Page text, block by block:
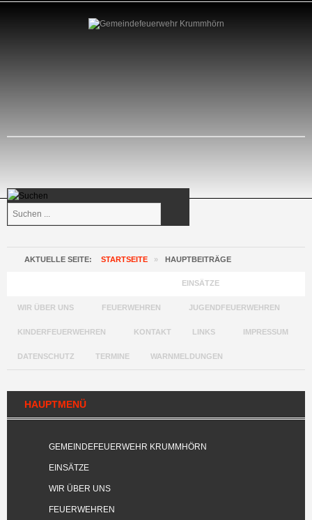
AKTUELLE SEITE: STARTSEITE » HAUPTBEITRÄGE
EINSÄTZE
WIR ÜBER UNS FEUERWEHREN JUGENDFEUERWEHREN
KINDERFEUERWEHREN KONTAKT LINKS IMPRESSUM
DATENSCHUTZ TERMINE WARNMELDUNGEN
HAUPTMENÜ
GEMEINDEFEUERWEHR KRUMMHÖRN
EINSÄTZE
WIR ÜBER UNS
FEUERWEHREN